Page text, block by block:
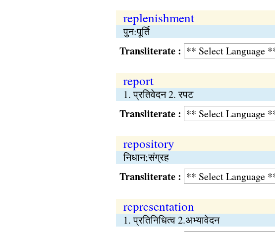
replenishment
पुन:पूर्ति
Transliterate :
report
1. प्रतिवेदन 2. रपट
Transliterate :
repository
निधान;संग्रह
Transliterate :
representation
1. प्रतिनिधित्व 2.अभ्यावेदन